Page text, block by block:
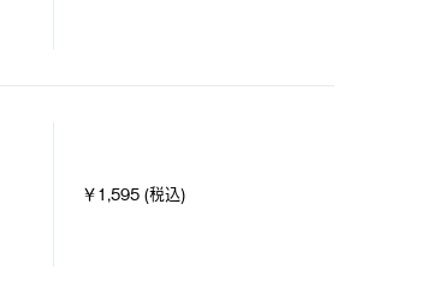
￥1,595 (税込)